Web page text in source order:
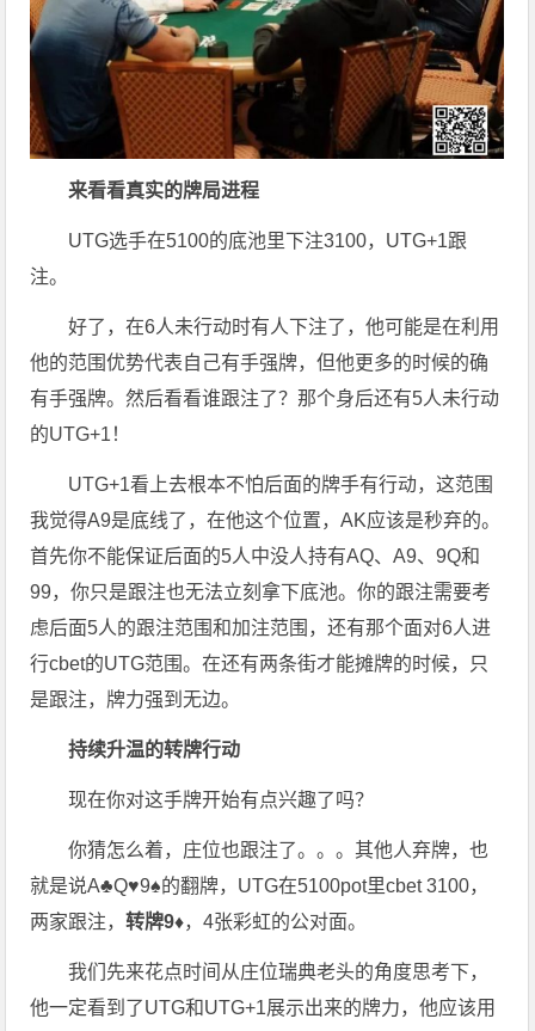
来看看真实的牌局进程
UTG选手在5100的底池里下注3100，UTG+1跟
注。
好了，在6人未行动时有人下注了，他可能是在利用
他的范围优势代表自己有手强牌，但他更多的时候的确
有手强牌。然后看看谁跟注了？那个身后还有5人未行动
的UTG+1！
UTG+1看上去根本不怕后面的牌手有行动，这范围
我觉得A9是底线了，在他这个位置，AK应该是秒弃的。
首先你不能保证后面的5人中没人持有AQ、A9、9Q和
99，你只是跟注也无法立刻拿下底池。你的跟注需要考
虑后面5人的跟注范围和加注范围，还有那个面对6人进
行cbet的UTG范围。在还有两条街才能摊牌的时候，只
是跟注，牌力强到无边。
持续升温的转牌行动
现在你对这手牌开始有点兴趣了吗？
你猜怎么着，庄位也跟注了。。。其他人弃牌，也
就是说A♣Q♥9♠的翻牌，UTG在5100pot里cbet 3100，
两家跟注，转牌9♦，4张彩虹的公对面。
我们先来花点时间从庄位瑞典老头的角度思考下，
他一定看到了UTG和UTG+1展示出来的牌力，他应该用